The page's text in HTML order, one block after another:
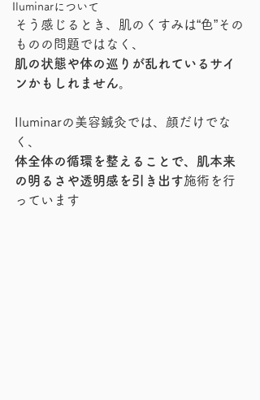
Iluminarについて
そう感じるとき、肌のくすみは“色”その
ものの問題ではなく、
肌の状態や体の巡りが乱れているサイ
ンかもしれません。
Iluminarの美容鍼灸では、顔だけでな
く、
体全体の循環を整えることで、肌本来
の明るさや透明感を引き出す施術を行
っています